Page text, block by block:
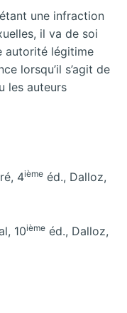
une infraction
il va de soi
autorité légitime
lorsqu’il s’agit de
les auteurs
4ième éd., Dalloz,
10ième éd., Dalloz,